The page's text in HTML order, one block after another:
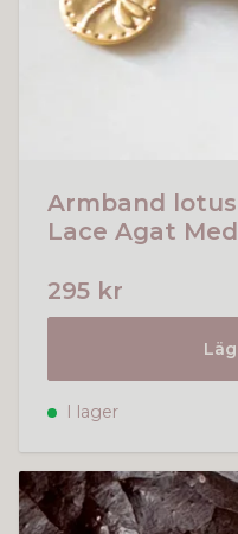
Armband
Lace Agat
295 kr
I lager